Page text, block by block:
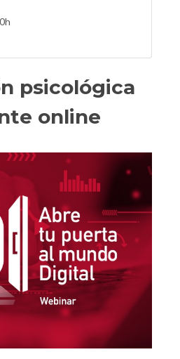
psicológica
online